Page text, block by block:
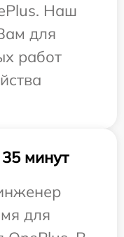
Наш
для
работ
минут
для